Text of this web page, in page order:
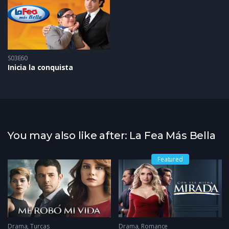
S03E60
Inicia la conquista
You may also like after: La Fea Más Bella
Drama,Turcas
Featured
Drama, Romance